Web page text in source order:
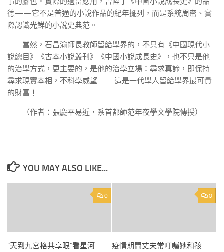
德——它不是普通的小說作品的紀年擺列，而是系統周密、實
際認識光鮮的小說史典范。
當然，石昌渝師長教師留給學界的，不只有《中國現代小
說總目》《古本小說叢刊》《中國小說成長史》，也不只是他
的治學方式，更主要的，是他的治學立場：尋求真諦，即保持
尋求現實本相，不科學威望——這是一代學人留給學界最可貴
的財富！
（作者：張慶平易近，系首都師范年夜學文學院傳授）
YOU MAY ALSO LIKE...
0
“天到九宮格共享眼”看星河
0
疫情期間丈夫常叮囑她和孩